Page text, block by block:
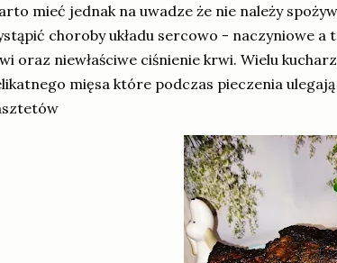
mieć jednak na uwadze że nie należy
choroby układu sercowo - naczyniowe
oraz niewłaściwe ciśnienie krwi. Wielu
mięsa które podczas pieczenia